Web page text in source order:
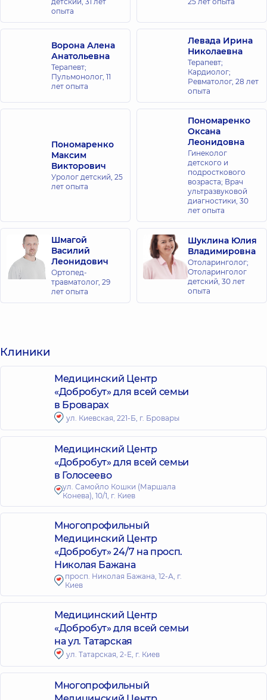
опыта
Ворона Алена
Анатольевна
Терапевт;
Пульмонолог, 11
лет опыта
Левада Ирина
Николаевна
Терапевт;
Кардиолог;
Ревматолог, 28 лет
опыта
Пономаренко
Максим
Викторович
Уролог детский, 25
лет опыта
Пономаренко
Оксана
Леонидовна
Гинеколог
детского и
подросткового
возраста; Врач
ультразвуковой
диагностики, 30
лет опыта
Шмагой
Василий
Леонидович
Ортопед-
травматолог, 29
лет опыта
Шуклина Юлия
Владимировна
Отоларинголог;
Отоларинголог
детский, 30 лет
опыта
Клиники
Медицинский Центр
«Добробут» для всей семьи
в Броварах
ул. Киевская, 221-Б, г. Бровары
Медицинский Центр
«Добробут» для всей семьи
в Голосеево
ул. Самойло Кошки (Маршала
Конева), 10/1, г. Киев
Многопрофильный
Медицинский Центр
«Добробут» 24/7 на просп.
Николая Бажана
просп. Николая Бажана, 12-А, г.
Киев
Медицинский Центр
«Добробут» для всей семьи
на ул. Татарская
ул. Татарская, 2-Е, г. Киев
Многопрофильный